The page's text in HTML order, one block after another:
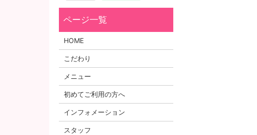
HOME
こだわり
メニュー
初めてご利用の方へ
インフォメーション
スタッフ